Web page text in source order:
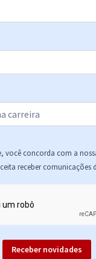
você concorda com a
receber comunicações
Receber novidades